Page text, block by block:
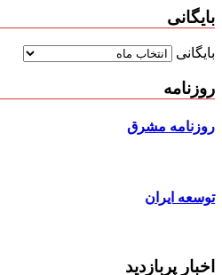
بایگانی
بایگانی
روزنامه
روزنامه مشرق
توسعه ایران
اخبار پربازدید